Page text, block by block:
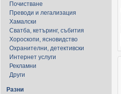
Почистване
Преводи и легализация
Хамалски
Сватба, кетъринг, събития
Хороскопи, ясновидство
Охранителни, детективски
Интернет услуги
Рекламни
Други
Разни